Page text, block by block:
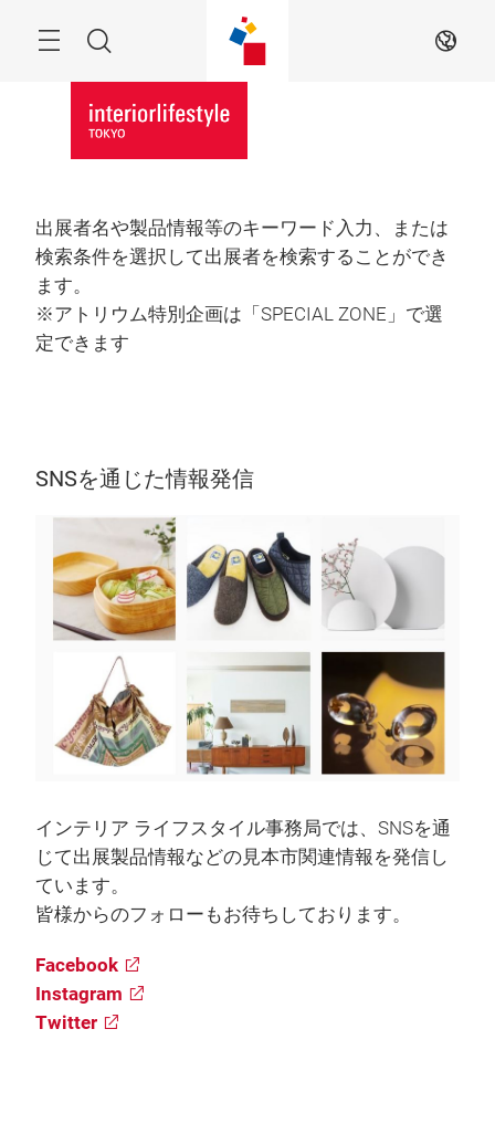
Search JA
出展者名や製品情報等のキーワード入力、または
検索条件を選択して出展者を検索することができ
ます。
※アトリウム特別企画は「SPECIAL ZONE」で選
定できます
SNSを通じた情報発信
インテリア ライフスタイル事務局では、SNSを通
じて出展製品情報などの見本市関連情報を発信し
ています。
皆様からのフォローもお待ちしております。
Facebook
Instagram
Twitter